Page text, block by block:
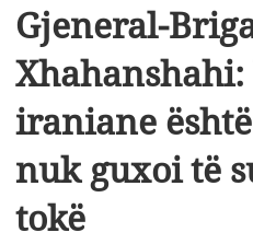
Gjeneral-
iraniane
nuk guxoi të
tokë